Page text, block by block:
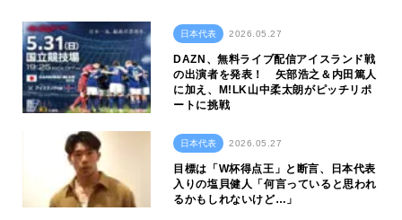
日本代表 2026.05.27
DAZN、無料ライブ配信アイスランド戦
の出演者を発表！ 矢部浩之＆内田篤人
に加え、M!LK山中柔太朗がピッチリポ
ートに挑戦
日本代表 2026.05.27
目標は「W杯得点王」と断言、日本代表
入りの塩貝健人「何言っていると思われ
るかもしれないけど…」